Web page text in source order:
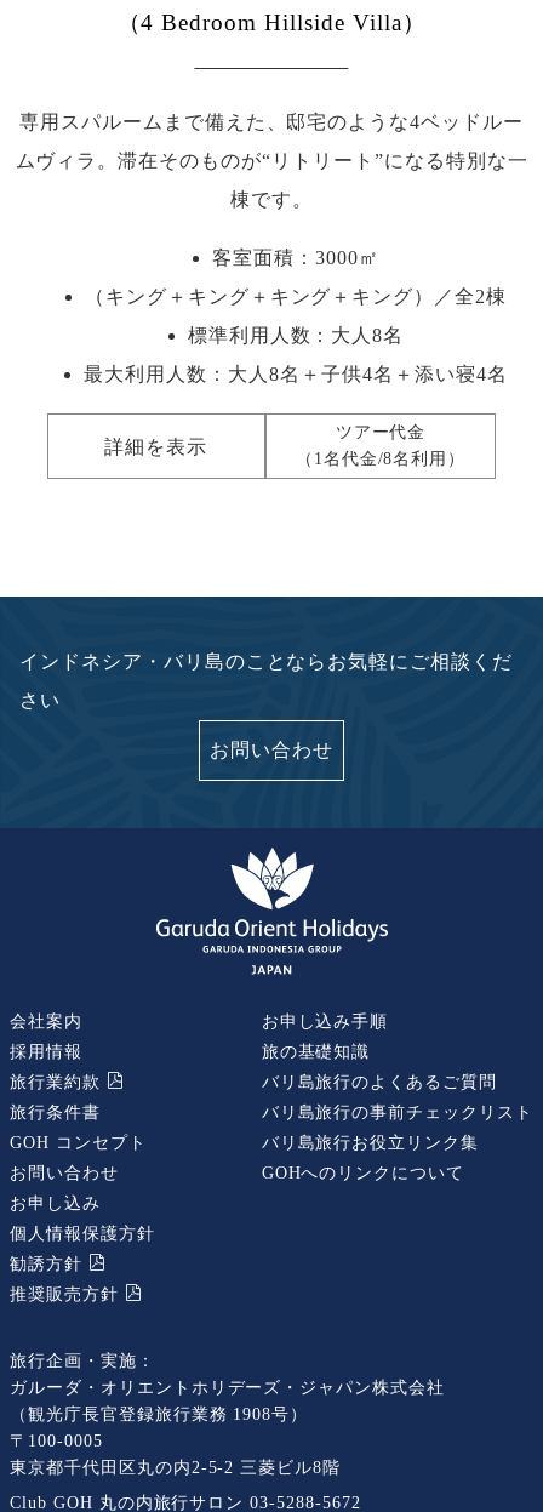
（4 Bedroom Hillside Villa）
専用スパルームまで備えた、邸宅のような4ベッドルー
ムヴィラ。滞在そのものが“リトリート”になる特別な一
棟です。
客室面積：3000㎡
（キング＋キング＋キング＋キング）／全2棟
標準利用人数： 大人8名
最大利用人数： 大人8名＋子供4名＋添い寝4名
詳細を表示
ツアー代金
（1名代金/8名利用）
インドネシア・バリ島のことならお気軽にご相談くだ
さい
お問い合わせ
会社案内
採用情報
旅行業約款
旅行条件書
GOH コンセプト
お問い合わせ
お申し込み
個人情報保護方針
勧誘⽅針
推奨販売⽅針
お申し込み手順
旅の基礎知識
バリ島旅行のよくあるご質問
バリ島旅行の事前チェックリスト
バリ島旅行お役立リンク集
GOHへのリンクについて
旅行企画・実施：
ガルーダ・オリエントホリデーズ・ジャパン株式会社
（観光庁長官登録旅行業務 1908号）
〒100-0005
東京都千代田区丸の内2-5-2 三菱ビル8階
Club GOH 丸の内旅行サロン 03-5288-5672